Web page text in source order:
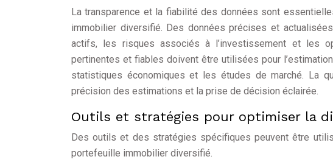
La transparence et la fiabilité des données sont
immobilier diversifié. Des données précises et
actifs, les risques associés à l’investissement et les
pertinentes et fiables doivent être utilisées pour
statistiques économiques et les études de marché. La
précision des estimations et la prise de décision éclairée.
Outils et stratégies pour optimiser la
Des outils et des stratégies spécifiques peuvent être
portefeuille immobilier diversifié.